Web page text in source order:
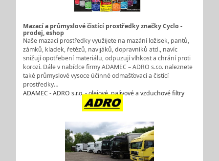
Mazací a průmyslové čistící prostředky značky Cyclo -
prodej, eshop
Naše mazací prostředky využijete na mazání ložisek, pantů,
zámků, kladek, řetězů, navijáků, dopravníků atd., navíc
snižují opotřebení materiálu, odpuzují vlhkost a chrání proti
korozi. Dále v nabídce firmy ADAMEC – ADRO s.r.o. naleznete
také průmyslové vysoce účinné odmašťovací a čistící
prostředky…
ADAMEC - ADRO s.r.o. - olejové, palivové a vzduchové filtry